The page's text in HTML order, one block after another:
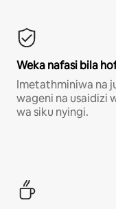
Weka nafasi bila
Imetathminiwa na
wageni na usaidizi
wa siku nyingi.